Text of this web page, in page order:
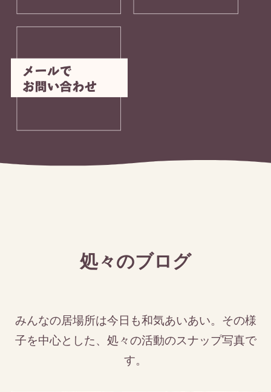
処々のブログ
みんなの居場所は今日も和気あいあい。その様
子を中心とした、処々の活動のスナップ写真で
す。